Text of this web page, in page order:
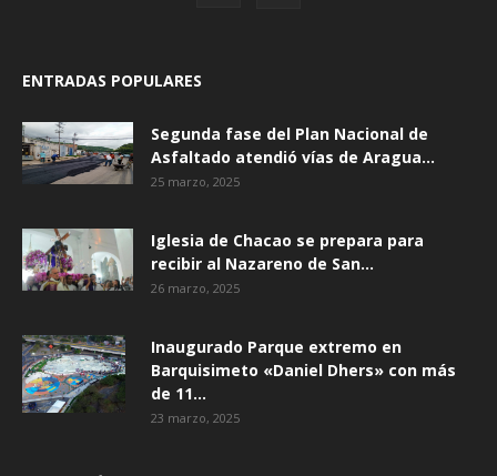
ENTRADAS POPULARES
Segunda fase del Plan Nacional de
Asfaltado atendió vías de Aragua...
25 marzo, 2025
Iglesia de Chacao se prepara para
recibir al Nazareno de San...
26 marzo, 2025
Inaugurado Parque extremo en
Barquisimeto «Daniel Dhers» con más
de 11...
23 marzo, 2025